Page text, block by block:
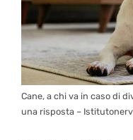
Cane, a chi va in caso di
una risposta –